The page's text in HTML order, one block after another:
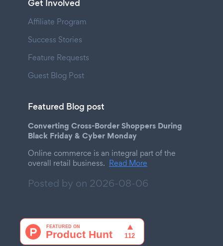
Get Involved
Affiliate Program
Success Stories
Feature Requests
Guest Blog Post
Featured Blog post
Converting Cross-Border Shoppers During
Black Friday & Cyber Monday
Online commerce is an integral part of the
overall retail business. Read More
Posted by on 2026-08-06